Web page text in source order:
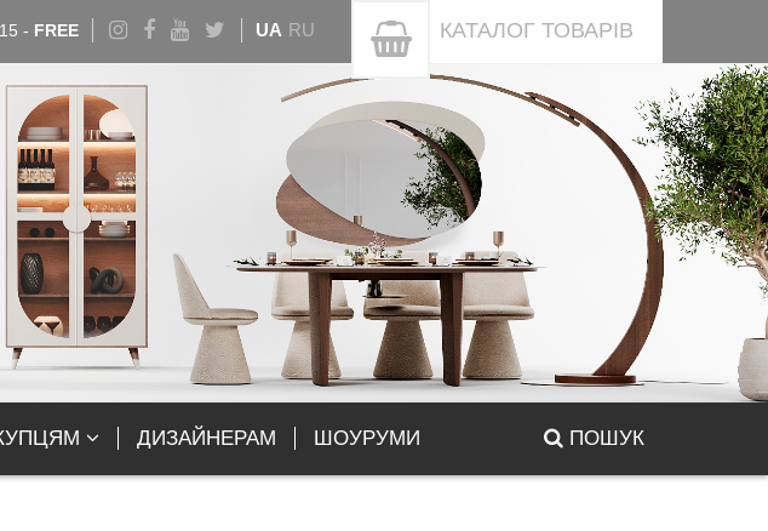
- FREE UA RU КАТАЛОГ ТОВАРІВ
ДИЗАЙНЕРАМ ШОУРУМИ ПОШУК